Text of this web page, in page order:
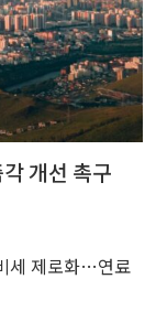
개선 촉구
세 제로화…연료